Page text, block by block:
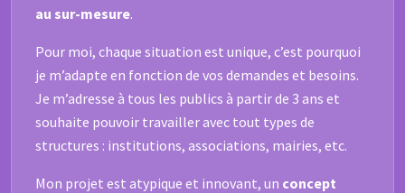
au sur-mesure.
Pour moi, chaque situation est unique, c’est pourquoi
je m’adapte en fonction de vos demandes et besoins.
Je m’adresse à tous les publics à partir de 3 ans et
souhaite pouvoir travailler avec tout types de
structures : institutions, associations, mairies, etc.
Mon projet est atypique et innovant, un concept